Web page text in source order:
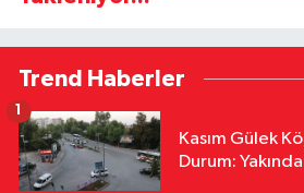
Trend Haberler
Kasım Gülek
Durum:
1